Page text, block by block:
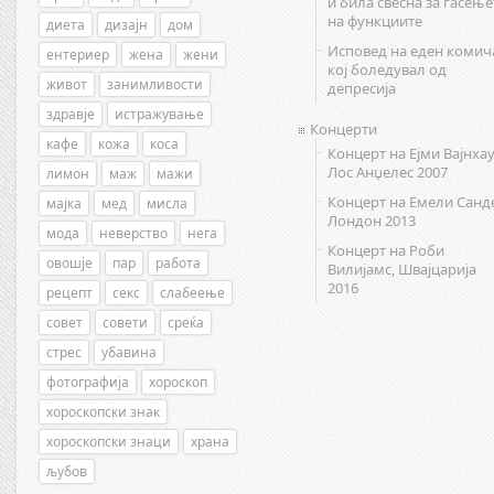
диета
дизајн
дом
ентериер
жена
жени
живот
занимливости
здравје
истражување
кафе
кожа
коса
лимон
маж
мажи
мајка
мед
мисла
мода
неверство
нега
овошје
пар
работа
рецепт
секс
слабеење
совет
совети
среќа
стрес
убавина
фотографија
хороскоп
хороскопски знак
хороскопски знаци
храна
љубов
на функциите
Исповед на еден
кој боледувал од
депресија
Концерти
Концерт на Ејми
Лос Анџелес 2007
Концерт на Емели
Лондон 2013
Концерт на Роби
Вилијамс, Швајцарија
2016